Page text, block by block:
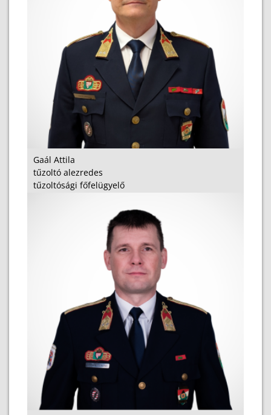
Gaál Attila
tűzoltó alezredes
tűzoltósági főfelügyelő